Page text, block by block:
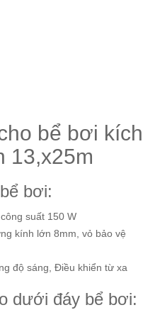
bể bơi kích
13,x25m
bơi:
suất 150 W
kính lớn 8mm, vỏ bảo vệ
độ sáng, Điều khiển từ xa
dưới đáy bể bơi: